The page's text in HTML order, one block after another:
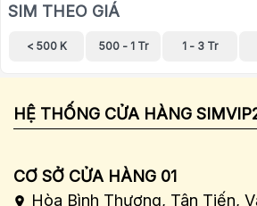
SIM THEO GIÁ
< 500 K 500 - 1 Tr 1 - 3 Tr
HỆ THỐNG CỬA HÀNG
CƠ SỞ CỬA HÀNG 01
Hòa Bình Thượng, Tân Tiến,